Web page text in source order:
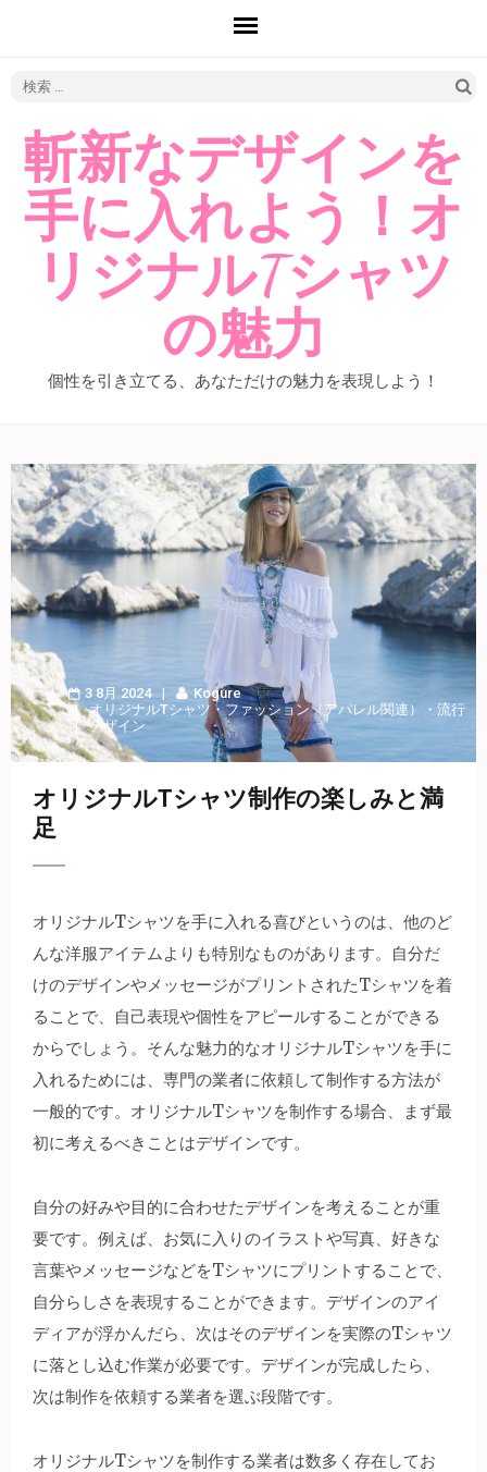
斬新なデザインを
手に入れよう！オ
リジナルTシャツ
の魅力
個性を引き立てる、あなただけの魅力を表現しよう！
3 8月 2024
Kogure
オリジナルTシャツ ・ファッション（アパレル関連） ・ 流行
デザイン
オリジナルTシャツ制作の楽しみと満
足
オリジナルTシャツを手に入れる喜びというのは、他のど
んな洋服アイテムよりも特別なものがあります。
自分だ
けのデザインやメッセージがプリントされたTシャツを着
ることで、自己表現や個性をアピールすることができる
からでしょう。そんな魅力的なオリジナルTシャツを手に
入れるためには、専門の業者に依頼して制作する方法が
一般的です。オリジナルTシャツを制作する場合、まず最
初に考えるべきことはデザインです。
自分の好みや目的に合わせたデザインを考えることが重
要です。例えば、お気に入りのイラストや写真、好きな
言葉やメッセージなどをTシャツにプリントすることで、
自分らしさを表現することができます。デザインのアイ
ディアが浮かんだら、次はそのデザインを実際のTシャツ
に落とし込む作業が必要です。デザインが完成したら、
次は制作を依頼する業者を選ぶ段階です。
オリジナルTシャツを制作する業者は数多く存在してお